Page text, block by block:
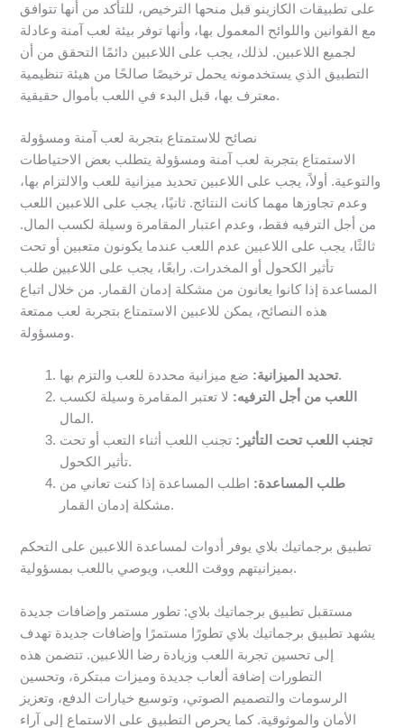
على تطبيقات الكازينو قبل منحها الترخيص، للتأكد من أنها تتوافق
مع القوانين واللوائح المعمول بها، وأنها توفر بيئة لعب آمنة وعادلة
لجميع اللاعبين. لذلك، يجب على اللاعبين دائمًا التحقق من أن
التطبيق الذي يستخدمونه يحمل ترخيصًا صالحًا من هيئة تنظيمية
معترف بها، قبل البدء في اللعب بأموال حقيقية.
نصائح للاستمتاع بتجربة لعب آمنة ومسؤولة
الاستمتاع بتجربة لعب آمنة ومسؤولة يتطلب بعض الاحتياطات
والتوعية. أولاً، يجب على اللاعبين تحديد ميزانية للعب والالتزام بها،
وعدم تجاوزها مهما كانت النتائج. ثانيًا، يجب على اللاعبين اللعب
من أجل الترفيه فقط، وعدم اعتبار المقامرة وسيلة لكسب المال.
ثالثًا، يجب على اللاعبين عدم اللعب عندما يكونون متعبين أو تحت
تأثير الكحول أو المخدرات. رابعًا، يجب على اللاعبين طلب
المساعدة إذا كانوا يعانون من مشكلة إدمان القمار. من خلال اتباع
هذه النصائح، يمكن للاعبين الاستمتاع بتجربة لعب ممتعة
ومسؤولة.
تحديد الميزانية:ضع ميزانية محددة للعب والتزم بها.
اللعب من أجل الترفيه: لا تعتبر المقامرة وسيلة لكسب
المال.
تجنب اللعب تحت التأثير: تجنب اللعب أثناء التعب أو تحت
تأثير الكحول.
طلب المساعدة: اطلب المساعدة إذا كنت تعاني من
مشكلة إدمان القمار.
تطبيق برجماتيك بلاي يوفر أدوات لمساعدة اللاعبين على التحكم
بميزانيتهم ووقت اللعب، ويوصي باللعب بمسؤولية.
مستقبل تطبيق برجماتيك بلاي: تطور مستمر وإضافات جديدة
يشهد تطبيق برجماتيك بلاي تطورًا مستمرًا وإضافات جديدة تهدف
إلى تحسين تجربة اللعب وزيادة رضا اللاعبين. تتضمن هذه
التطورات إضافة ألعاب جديدة وميزات مبتكرة، وتحسين
الرسومات والتصميم الصوتي، وتوسيع خيارات الدفع، وتعزيز
الأمان والموثوقية. كما يحرص التطبيق على الاستماع إلى آراء